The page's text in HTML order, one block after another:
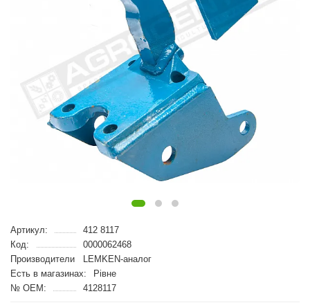
Артикул:
412 8117
Код:
0000062468
Производители
LEMKEN-аналог
Есть в магазинах:
Рівне
№ OEM:
4128117